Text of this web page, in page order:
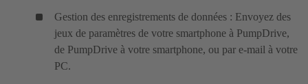
Gestion des enregistrements de données : Envoyez des
jeux de paramètres de votre smartphone à PumpDrive,
de PumpDrive à votre smartphone, ou par e-mail à votre
PC.